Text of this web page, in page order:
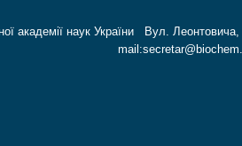
академії наук України Вул.